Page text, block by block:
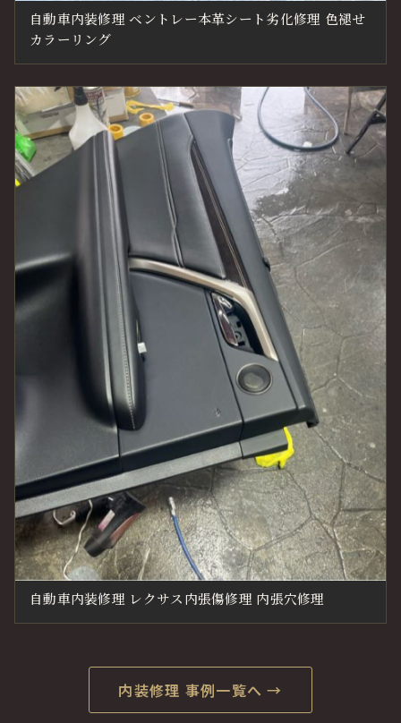
自動車内装修理 ベントレー本革シート劣化修理 色褪せ
カラーリング
自動車内装修理 レクサス内張傷修理 内張穴修理
内装修理 事例一覧へ →